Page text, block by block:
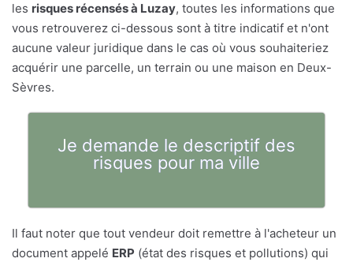
les risques récensés à Luzay, toutes les informations que
vous retrouverez ci-dessous sont à titre indicatif et n'ont
aucune valeur juridique dans le cas où vous souhaiteriez
acquérir une parcelle, un terrain ou une maison en Deux-
Sèvres.
Je demande le descriptif des
risques pour ma ville
Il faut noter que tout vendeur doit remettre à l'acheteur un
document appelé ERP (état des risques et pollutions) qui